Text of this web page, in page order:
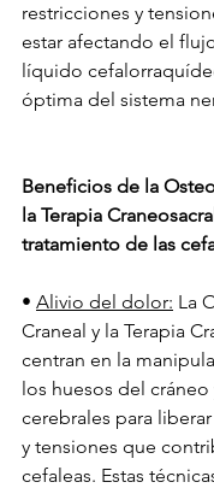
restricciones y
estar afectando el
líquido
óptima del sistema
Beneficios de la
la Terapia
tratamiento de las
• Alivio del dolor: La
Craneal y la Terapia
centran en la
los huesos del cráneo
cerebrales para
y tensiones que
cefaleas. Estas